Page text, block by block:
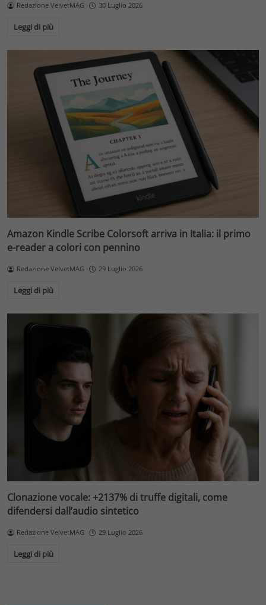
Redazione VelvetMAG 30 Luglio 2026
Leggi di più
Amazon Kindle Scribe Colorsoft arriva in Italia: il primo
e-reader a colori con pennino
Redazione VelvetMAG 29 Luglio 2026
Leggi di più
Clonazione vocale: +2137% di truffe digitali, come
difendersi dall’audio sintetico
Redazione VelvetMAG 29 Luglio 2026
Leggi di più